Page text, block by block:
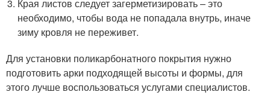
Края листов следует загерметизировать – это
необходимо, чтобы вода не попадала внутрь, иначе
зиму кровля не переживет.
Для установки поликарбонатного покрытия нужно
подготовить арки подходящей высоты и формы, для
этого лучше воспользоваться услугами специалистов.